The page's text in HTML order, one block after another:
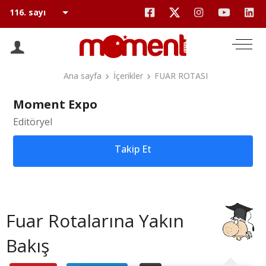
Ana sayfa İçerikler FUAR ROTASI
Moment Expo
Editöryel
Takip Et
Fuar Rotalarına Yakın
Bakış